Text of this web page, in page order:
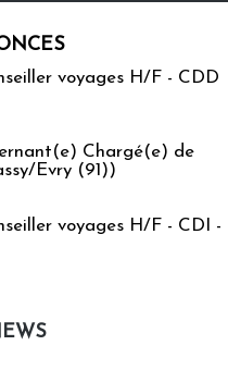
voyages H/F - CDD
Chargé(e) de
Evry (91))
voyages H/F - CDI -